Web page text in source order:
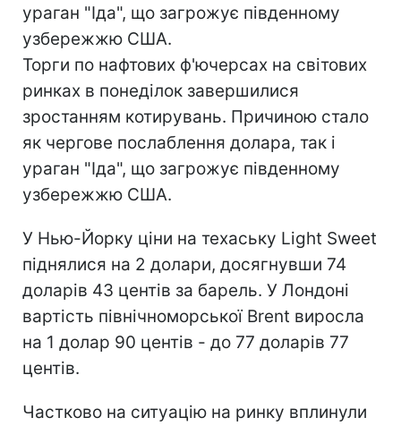
ураган "Іда", що загрожує південному
узбережжю США.
Торги по нафтових ф'ючерсах на світових
ринках в понеділок завершилися
зростанням котирувань. Причиною стало
як чергове послаблення долара, так і
ураган "Іда", що загрожує південному
узбережжю США.
У Нью-Йорку ціни на техаську Light Sweet
піднялися на 2 долари, досягнувши 74
доларів 43 центів за барель. У Лондоні
вартість північноморської Brent виросла
на 1 долар 90 центів - до 77 доларів 77
центів.
Частково на ситуацію на ринку вплинули